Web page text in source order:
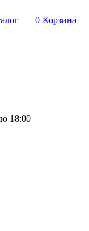
0 Корзина
18:00